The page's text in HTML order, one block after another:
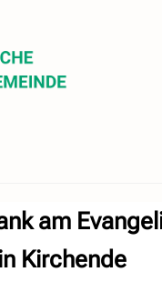
am
Kirchende